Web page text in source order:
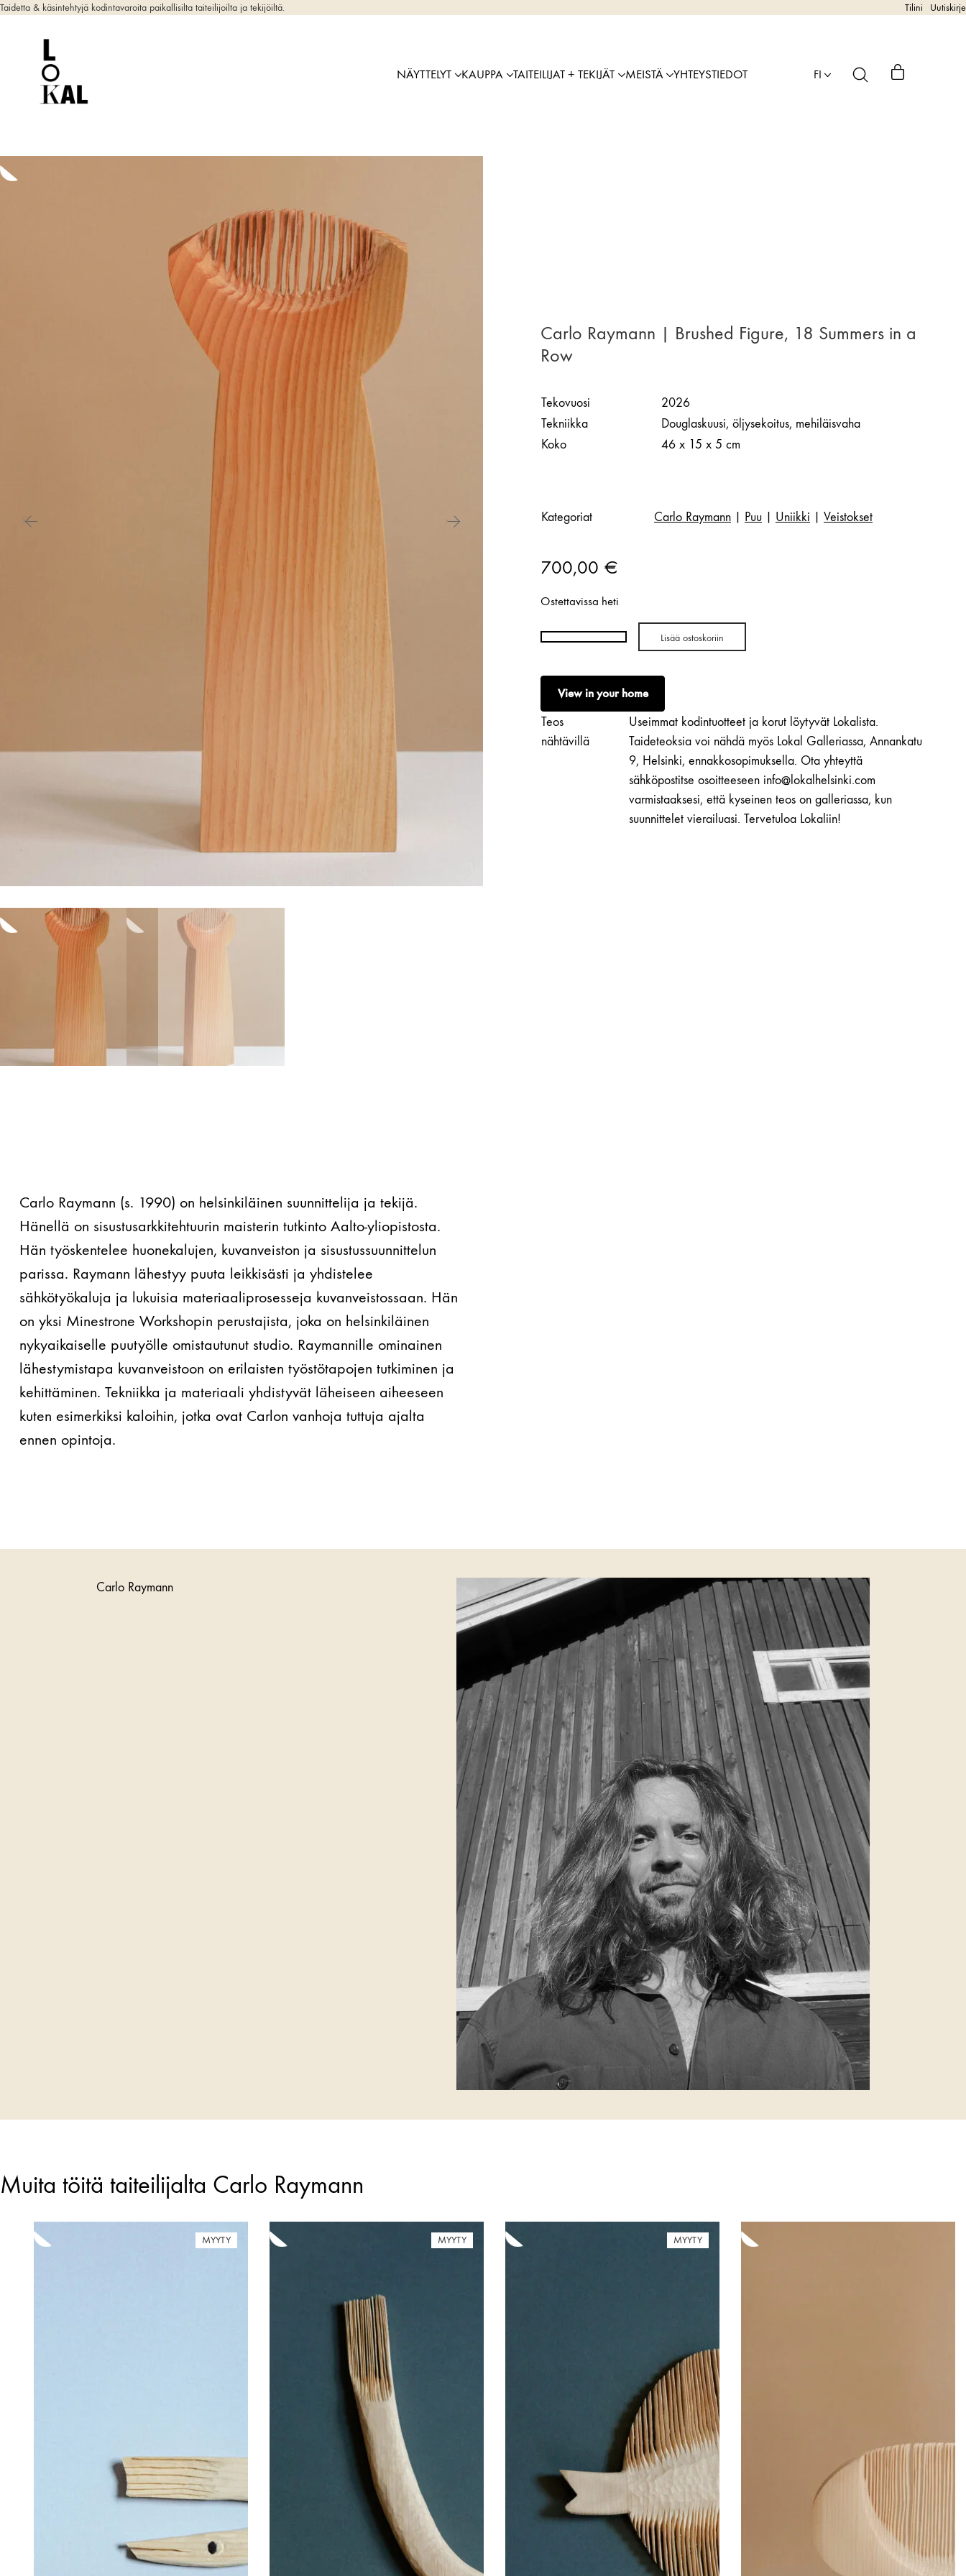
Taidetta & käsintehtyjä kodintavaroita paikallisilta taiteilijoilta ja tekijöiltä. Tilini Uutiskirje
NÄYTTELYT KAUPPA TAITEILIJAT + TEKIJÄT MEISTÄ YHTEYSTIEDOT FI
Carlo Raymann | Brushed Figure, 18 Summers in a
Row
Tekovuosi
2026
Tekniikka
Douglaskuusi, öljysekoitus, mehiläisvaha
Koko
46 x 15 x 5 cm
Kategoriat Carlo Raymann Puu Uniikki Veistokset
700,00 €
Ostettavissa heti
Carlo
|
Brushed
Figure,
18
Lisää ostoskoriin
View in your home
Teos
nähtävillä
Useimmat kodintuotteet ja korut löytyvät Lokalista.
Taideteoksia voi nähdä myös Lokal Galleriassa, Annankatu
9, Helsinki, ennakkosopimuksella. Ota yhteyttä
sähköpostitse osoitteeseen info@lokalhelsinki.com
varmistaaksesi, että kyseinen teos on galleriassa, kun
suunnittelet vierailuasi. Tervetuloa Lokaliin!
Carlo Raymann (s. 1990) on helsinkiläinen suunnittelija ja tekijä.
Hänellä on sisustusarkkitehtuurin maisterin tutkinto Aalto-yliopistosta.
Hän työskentelee huonekalujen, kuvanveiston ja sisustussuunnittelun
parissa. Raymann lähestyy puuta leikkisästi ja yhdistelee
sähkötyökaluja ja lukuisia materiaaliprosesseja kuvanveistossaan. Hän
on yksi Minestrone Workshopin perustajista, joka on helsinkiläinen
nykyaikaiselle puutyölle omistautunut studio. Raymannille ominainen
lähestymistapa kuvanveistoon on erilaisten työstötapojen tutkiminen ja
kehittäminen. Tekniikka ja materiaali yhdistyvät läheiseen aiheeseen
kuten esimerkiksi kaloihin, jotka ovat Carlon vanhoja tuttuja ajalta
ennen opintoja.
Carlo Raymann
Muita töitä taiteilijalta Carlo Raymann
MYYTY MYYTY MYYTY